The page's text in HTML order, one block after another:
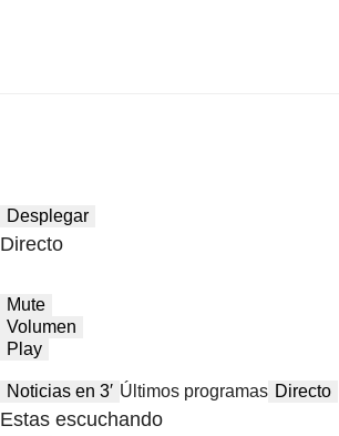
Desplegar
Directo
Mute
Volumen
Play
Noticias en 3′ Últimos programas Directo
Estas escuchando